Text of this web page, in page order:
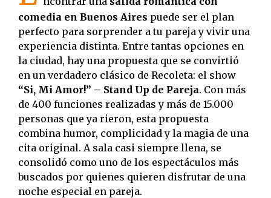
comedia en Buenos Aires puede ser el plan
perfecto para sorprender a tu pareja y vivir una
experiencia distinta. Entre tantas opciones en
la ciudad, hay una propuesta que se convirtió
en un verdadero clásico de Recoleta: el show
“Si, Mi Amor!” – Stand Up de Pareja. Con más
de 400 funciones realizadas y más de 15.000
personas que ya rieron, esta propuesta
combina humor, complicidad y la magia de una
cita original. A sala casi siempre llena, se
consolidó como uno de los espectáculos más
buscados por quienes quieren disfrutar de una
noche especial en pareja.